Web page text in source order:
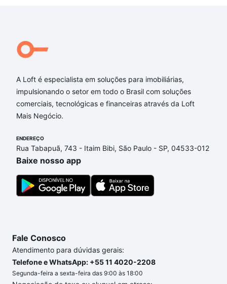
Ulisses Guimarães, Sorocaba, SP ideal para você na
Loft.
Conjunto Habitacional Doutor Ulisses Guimarães,
Sorocaba, SP?
Aqui na Loft temos a oferta ideal para você, com
Habitacional Doutor Ulisses Guimarães, Sorocaba,
SP que custam a partir de R$ 0 e com nossas
opções de financiamento imobiliário as parcelas
podem se adequar ao seu orçamento. Se ainda tem
alguma dúvida dos custos envolvidos no processo
conforto. Loft, com você até as chaves.
A Loft é especialista em soluções para imobiliárias,
impulsionando o setor em todo o Brasil com soluções
comerciais, tecnológicas e financeiras através da Loft
Mais Negócio.
ENDEREÇO
Rua Tabapuã, 743 - Itaim Bibi, São Paulo - SP, 04533-012
Baixe nosso app
Fale Conosco
Atendimento para dúvidas gerais:
Telefone e WhatsApp: +55 11 4020-2208
Segunda-feira a sexta-feira das 9:00 às 18:00